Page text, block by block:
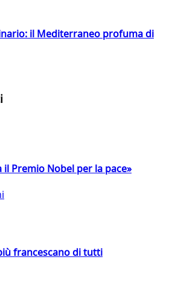
il Mediterraneo profuma di
il Premio Nobel per la pace»
francescano di tutti